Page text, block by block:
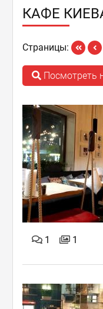
КАФЕ
Страницы:
Посмотреть
1 1